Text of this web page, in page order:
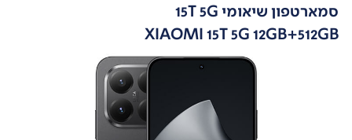
סמארטפון שיאומי 15T 5G
XIAOMI 15T 5G 12GB+512GB